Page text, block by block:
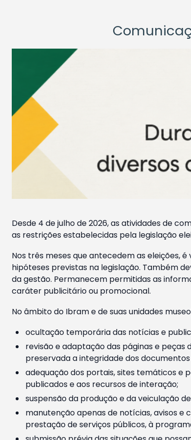
Desde 4 de julho de 2026, as atividades de
as restrições estabelecidas pela legislação
Nos três meses que antecedem as eleições,
hipóteses previstas na legislação. Também
da gestão. Permanecem permitidas as
caráter publicitário ou promocional.
No âmbito do Ibram e de suas unidades
ocultação temporária das notícias e
revisão e adaptação das páginas e
preservada a integridade dos
adequação dos portais, sites temáticos e
publicados e aos recursos de interação;
suspensão da produção e da veiculação
manutenção apenas de notícias, avisos e
prestação de serviços públicos, à